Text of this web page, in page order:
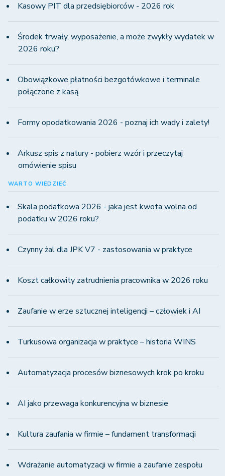
Kasowy PIT dla przedsiębiorców - 2026 rok
Środek trwały, wyposażenie, a może zwykły wydatek w
2026 roku?
Obowiązkowe płatności bezgotówkowe i terminale
połączone z kasą
Formy opodatkowania 2026 - poznaj ich wady i zalety!
Arkusz spis z natury - pobierz wzór i przeczytaj
omówienie spisu
WARTO WIEDZIEĆ
Skala podatkowa 2026 - jaka jest kwota wolna od
podatku w 2026 roku?
Czynny żal dla JPK V7 - zastosowania w praktyce
Koszt całkowity zatrudnienia pracownika w 2026 roku
Zaufanie w erze sztucznej inteligencji – człowiek i AI
Turkusowa organizacja w praktyce – historia WINS
Automatyzacja procesów biznesowych krok po kroku
AI jako przewaga konkurencyjna w biznesie
Kultura zaufania w firmie – fundament transformacji
Wdrażanie automatyzacji w firmie a zaufanie zespołu